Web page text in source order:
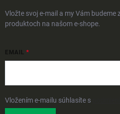
Vložte svoj e-mail a my Vám
produktoch na našom e-shope.
EMAIL
Vložením e-mailu súhlasíte s